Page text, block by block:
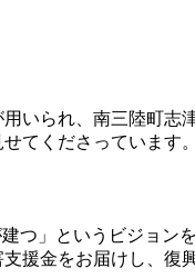
いられ、南三陸町
てくださっています。
つ」というビジョ
援金をお届けし、復